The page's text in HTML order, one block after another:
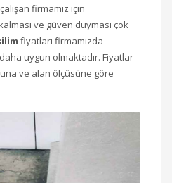
firmamız için
ve güven duyması çok
fiyatları firmamızda
uygun olmaktadır. Fiyatlar
ve alan ölçüsüne göre